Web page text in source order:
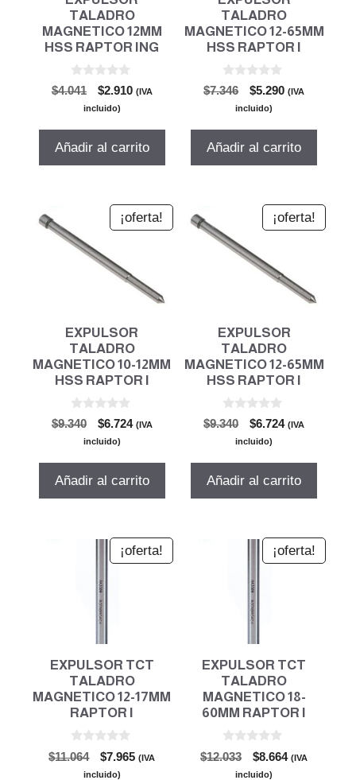
TALADRO
MAGNETICO 12MM
HSS RAPTOR ING
0
d
$4.041
El
precio
era:
$2.910El
es:
(IVA
incluido)
Añadir al carrito
TALADRO
MAGNETICO 12-65MM
HSS RAPTOR I
0
d
$7.346
El
precio
era:
$5.290El
es:
(IVA
incluido)
Añadir al carrito
¡oferta!
EXPULSOR
TALADRO
MAGNETICO 10-12MM
HSS RAPTOR I
0
d
$9.340
El
precio
era:
$6.724El
es:
(IVA
incluido)
Añadir al carrito
¡oferta!
EXPULSOR
TALADRO
MAGNETICO 12-65MM
HSS RAPTOR I
0
d
$9.340
El
precio
era:
$6.724El
es:
(IVA
incluido)
Añadir al carrito
¡oferta!
EXPULSOR TCT
TALADRO
MAGNETICO 12-17MM
RAPTOR I
0
d
$11.064
El
precio
$7.965El(IVA
incluido)
¡oferta!
EXPULSOR TCT
TALADRO
MAGNETICO 18-
60MM RAPTOR I
0
d
$12.033
El
precio
$8.664El(IVA
incluido)